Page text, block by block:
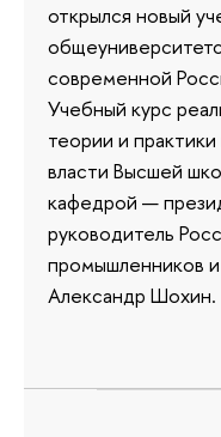
открылся новый
современной
Учебный курс
теории и
власти Высшей
кафедрой —
руководитель
промышленников
Александр Шохин.